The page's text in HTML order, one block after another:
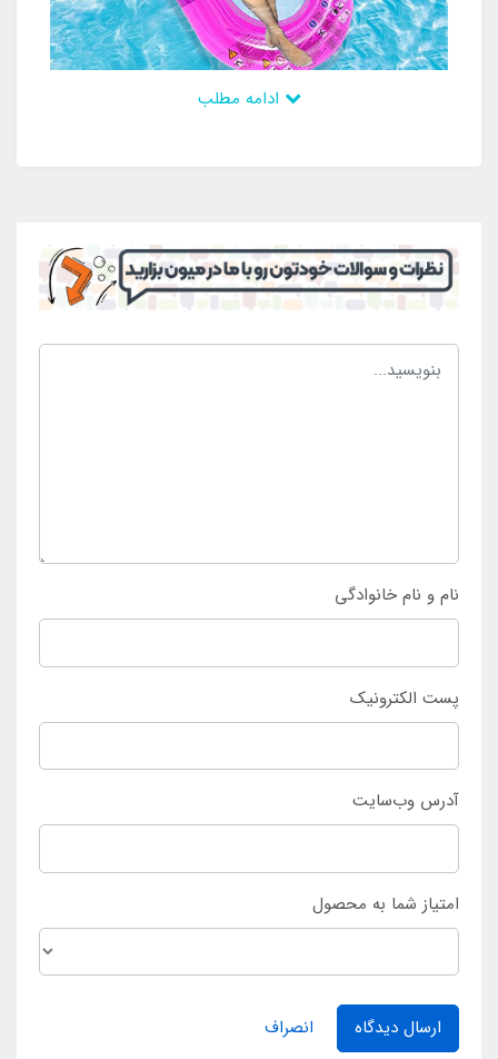
این محصول کاربردی و منحصر به فرد به راحتی در مسافرت
مسافرت و گردش همراه افراد باشد. از این رو برای رفتن به
مکان های مختلف به راحتی حمل می شود و با رسیدن به
محل به وسیله انواع پمپ باد دستی و برقی و یا فندکی و
یو اس بی می توان آن را در کم ترین زمان راه اندازی کرد
و از وجود آن بهره مند شد. این محصول دارای قابلیت قرار
مراجعه نمایید.
نام و نام خانوادگی
پست الکترونیک
آدرس وب‌سایت
امتیاز شما به محصول
ارسال دیدگاه انصراف